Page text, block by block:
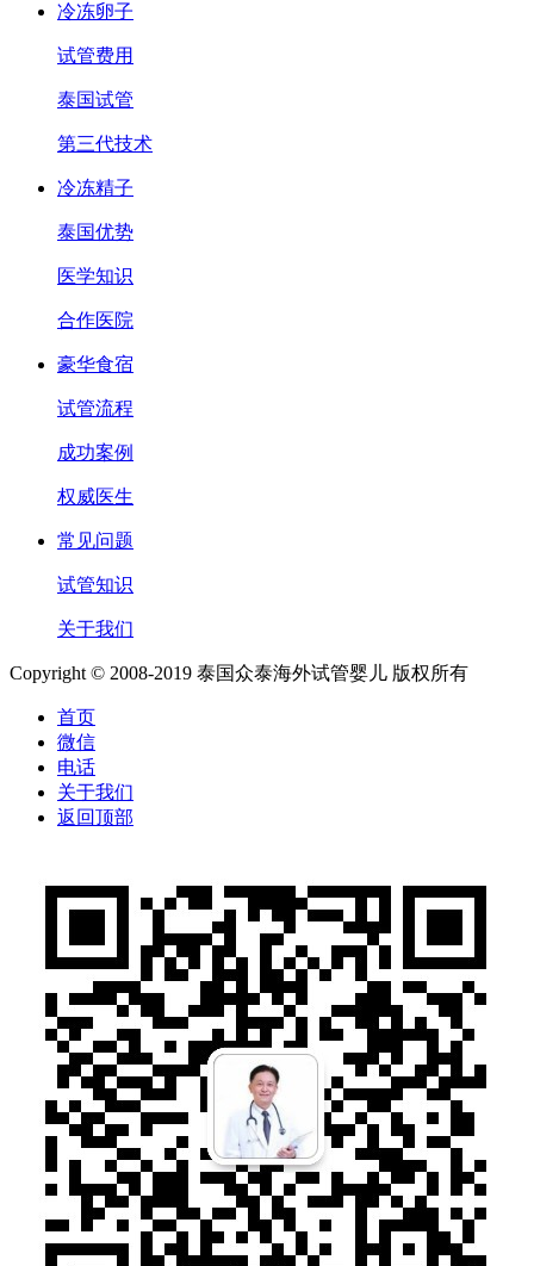
冷冻卵子
试管费用
泰国试管
第三代技术
冷冻精子
泰国优势
医学知识
合作医院
豪华食宿
试管流程
成功案例
权威医生
常见问题
试管知识
关于我们
Copyright © 2008-2019 泰国众泰海外试管婴儿 版权所有
首页
微信
电话
关于我们
返回顶部